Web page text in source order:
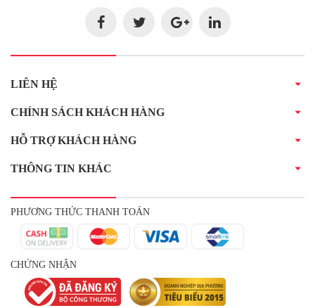
LIÊN HỆ
CHÍNH SÁCH KHÁCH HÀNG
HỖ TRỢ KHÁCH HÀNG
THÔNG TIN KHÁC
PHƯƠNG THỨC THANH TOÁN
CHỨNG NHẬN